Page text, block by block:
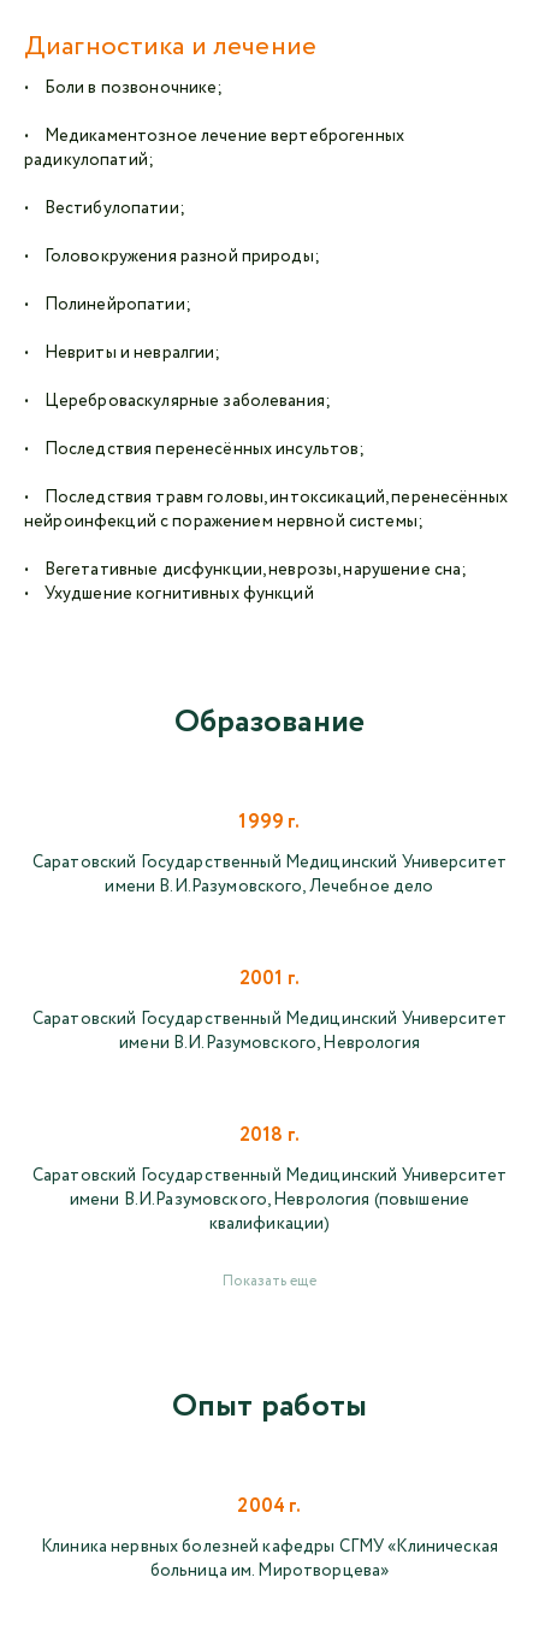
Диагностика и лечение
• Боли в позвоночнике;
• Медикаментозное лечение вертеброгенных
радикулопатий;
• Вестибулопатии;
• Головокружения разной природы;
• Полинейропатии;
• Невриты и невралгии;
• Цереброваскулярные заболевания;
• Последствия перенесённых инсультов;
• Последствия травм головы, интоксикаций, перенесённых
нейроинфекций с поражением нервной системы;
• Вегетативные дисфункции, неврозы, нарушение сна;
• Ухудшение когнитивных функций
Образование
1999 г.
Саратовский Государственный Медицинский Университет
имени В.И.Разумовского, Лечебное дело
2001 г.
Саратовский Государственный Медицинский Университет
имени В.И.Разумовского, Неврология
2018 г.
Саратовский Государственный Медицинский Университет
имени В.И.Разумовского, Неврология (повышение
квалификации)
Показать еще
Опыт работы
2004 г.
Клиника нервных болезней кафедры СГМУ «Клиническая
больница им. Миротворцева»